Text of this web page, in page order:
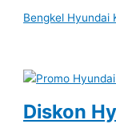
Bengkel Hyundai
Diskon